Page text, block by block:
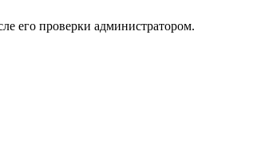
его проверки администратором.